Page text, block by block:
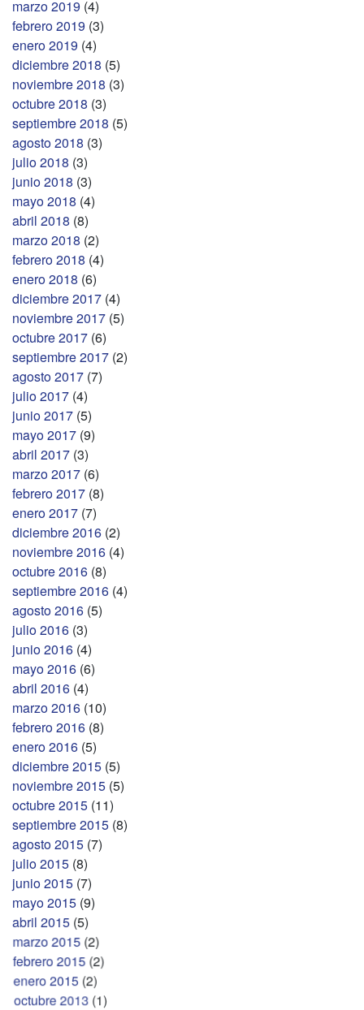
marzo 2019 (4)
febrero 2019 (3)
enero 2019 (4)
diciembre 2018 (5)
noviembre 2018 (3)
octubre 2018 (3)
septiembre 2018 (5)
agosto 2018 (3)
julio 2018 (3)
junio 2018 (3)
mayo 2018 (4)
abril 2018 (8)
marzo 2018 (2)
febrero 2018 (4)
enero 2018 (6)
diciembre 2017 (4)
noviembre 2017 (5)
octubre 2017 (6)
septiembre 2017 (2)
agosto 2017 (7)
julio 2017 (4)
junio 2017 (5)
mayo 2017 (9)
abril 2017 (3)
marzo 2017 (6)
febrero 2017 (8)
enero 2017 (7)
diciembre 2016 (2)
noviembre 2016 (4)
octubre 2016 (8)
septiembre 2016 (4)
agosto 2016 (5)
julio 2016 (3)
junio 2016 (4)
mayo 2016 (6)
abril 2016 (4)
marzo 2016 (10)
febrero 2016 (8)
enero 2016 (5)
diciembre 2015 (5)
noviembre 2015 (5)
octubre 2015 (11)
septiembre 2015 (8)
agosto 2015 (7)
julio 2015 (8)
junio 2015 (7)
mayo 2015 (9)
abril 2015 (5)
marzo 2015 (2)
febrero 2015 (2)
enero 2015(2)
octubre 2013(1)